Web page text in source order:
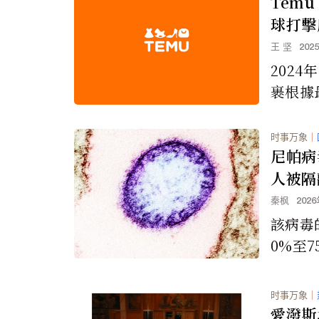
球打
為的
王 坚
2024
裹根據
稅進入
值低
規避
佔這些
約4億
為460
时事万象 ｜
尼帕
人被
秦枫 2026
該病毒
0%至
时事万象 ｜
愛潑